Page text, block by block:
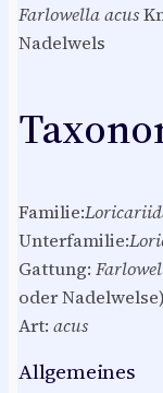
Farlowella acus
Nadelwels
Familie:
Unterfamilie:
Gattung:
oder Nadelwelse)
Art: acus
Allgemeines